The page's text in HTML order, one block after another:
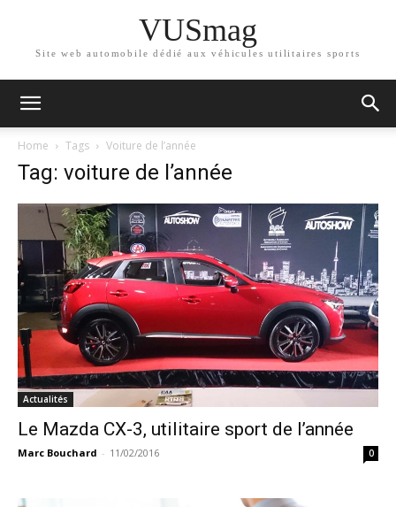
VUSmag
Site web automobile dédié aux véhicules utilitaires sports
Home Tags Voiture de l’année
Tag: voiture de l’année
Actualités
Le Mazda CX-3, utilitaire sport de l’année
Marc Bouchard - 11/02/2016 0